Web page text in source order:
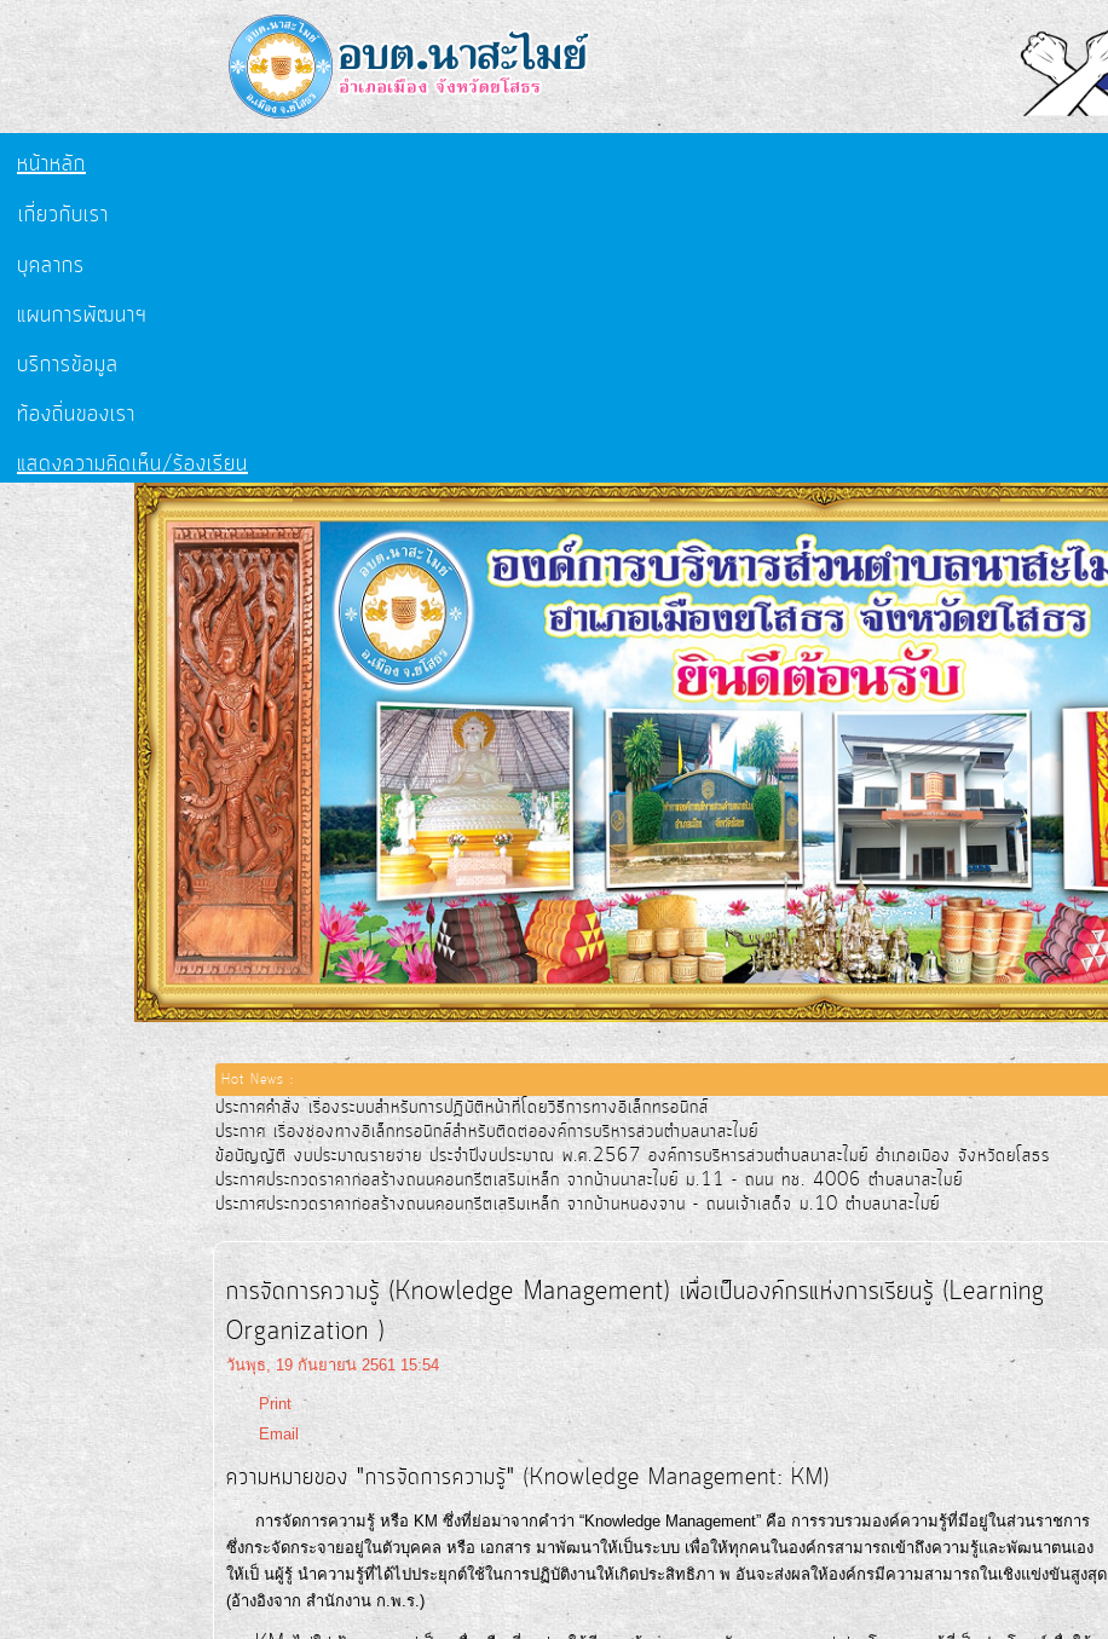
หน้าหลัก
เกี่ยวกับเรา
บุคลากร
แผนการพัฒนาฯ
บริการข้อมูล
ท้องถิ่นของเรา
แสดงความคิดเห็น/ร้องเรียน
Hot News :
ประกาศคำสั่ง เรื่องระบบสำหรับการปฎิบัติหน้าที่โดยวิธีการทางอิเล็กทรอนิกส์
ประกาศ เรื่องช่องทางอิเล็กทรอนิกส์สำหรับติดต่อองค์การบริหารส่วนตำบลนาสะไมย์
ข้อบัญญัติ งบประมาณรายจ่าย ประจำปีงบประมาณ พ.ศ.2567 องค์การบริหารส่วนตำบลนาสะไมย์ อำเภอเมือง จังหวัดยโสธร
ประกาศประกวดราคาก่อสร้างถนนคอนกรีตเสริมเหล็ก จากบ้านนาสะไมย์ ม.11 - ถนน ทช. 4006 ตำบลนาสะไมย์
ประกาศประกวดราคาก่อสร้างถนนคอนกรีตเสริมเหล็ก จากบ้านหนองจาน - ถนนเจ้าเสด็จ ม.10 ตำบลนาสะไมย์
การจัดการความรู้ (Knowledge Management) เพื่อเป็นองค์กรแห่งการเรียนรู้ (Learning
Organization )
วันพุธ, 19 กันยายน 2561 15:54
Print
Email
ความหมายของ "การจัดการความรู้" (Knowledge Management: KM)
การจัดการความรู้ หรือ KM ซึ่งที่ย่อมาจากคำว่า “Knowledge Management” คือ การรวบรวมองค์ความรู้ที่มีอยู่ในส่วนราชการ
ซึ่งกระจัดกระจายอยู่ในตัวบุคคล หรือ เอกสาร มาพัฒนาให้เป็นระบบ เพื่อให้ทุกคนในองค์กรสามารถเข้าถึงความรู้และพัฒนาตนเอง
ให้เป็ นผู้รู้ นำความรู้ที่ได้ไปประยุกต์ใช้ในการปฏิบัติงานให้เกิดประสิทธิภา พ อันจะส่งผลให้องค์กรมีความสามารถในเชิงแข่งขันสูงสุด
(อ้างอิงจาก สำนักงาน ก.พ.ร.)